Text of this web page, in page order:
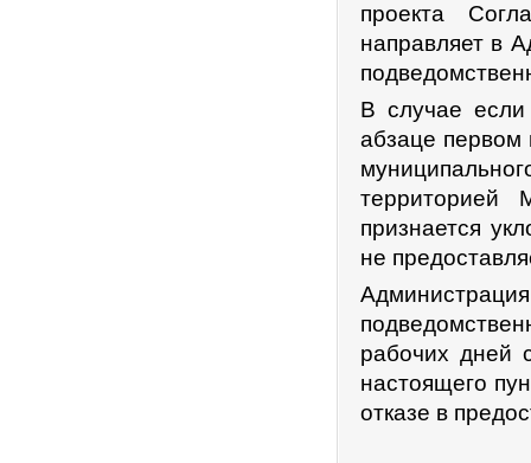
проекта
направляет в
В случае если
абзаце первом
территорией
признается
не
рабочих дней
настоящего
отказе в